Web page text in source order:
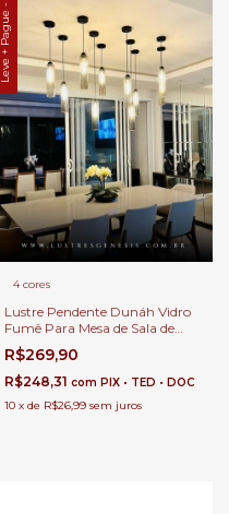
Leve + Pague -
4 cores
Lustre Pendente Dunáh Vidro
Fumê Para Mesa de Sala de
Jantar.
R$269,90
R$248,31 com PIX • TED • DOC
10 x de R$26,99 sem juros